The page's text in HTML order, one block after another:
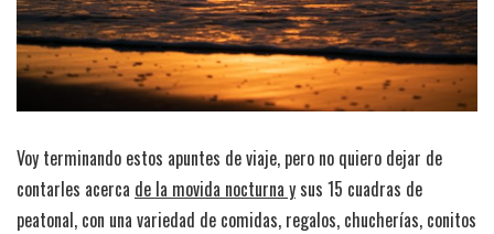
Voy terminando estos apuntes de viaje, pero no quiero dejar de
contarles acerca de la movida nocturna y sus 15 cuadras de
peatonal, con una variedad de comidas, regalos, chucherías, conitos